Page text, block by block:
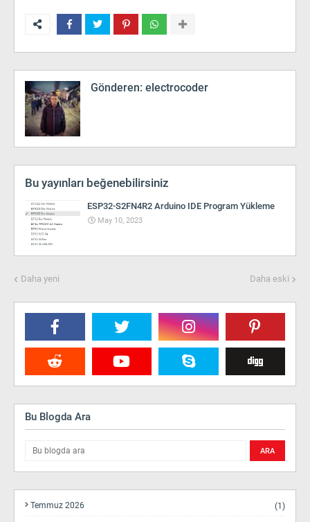
Gönderen: electrocoder
Bu yayınları beğenebilirsiniz
ESP32-S2FN4R2 Arduino IDE Program Yükleme
May 10, 2023
Daha yeni Daha eski
Bu Blogda Ara
Temmuz 2026 (1)